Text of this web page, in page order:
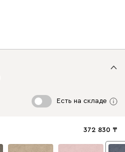
Есть на складе
372 830